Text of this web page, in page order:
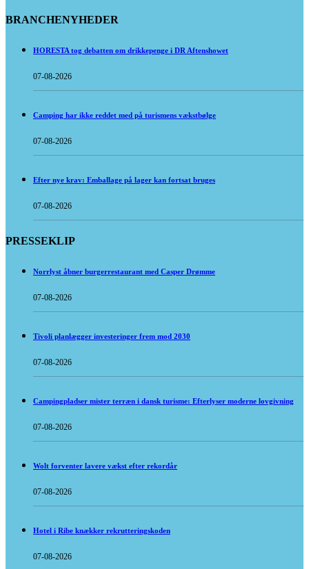
BRANCHENYHEDER
HORESTA tog debatten om drikkepenge i DR Aftenshowet
07-08-2026
Camping har ikke reddet med på turismens vækstbølge
07-08-2026
Efter nye krav: Emballage på lager kan fortsat bruges
07-08-2026
PRESSEKLIP
Norrlyst åbner burgerrestaurant med Casper Drømme
07-08-2026
Tivoli planlægger investeringer frem mod 2030
07-08-2026
Campingpladser mister terræn i dansk turisme: Efterlyser moderne lovgivning
07-08-2026
Wolt forventer lavere vækst efter rekordår
07-08-2026
Hotel i Ribe knækker rekrutteringskoden
07-08-2026